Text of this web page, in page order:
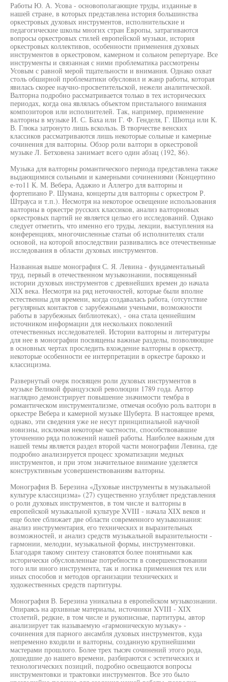
Работы Ю. А. Усова - основополагающие труды, изданные в
нашей стране, в которых представлена история большинства
оркестровых духовых инструментов, исполнительские и
педагогические школы многих стран Европы, затрагиваются
вопросы оркестровых стилей европейской музыки, история
оркестровых коллективов, особенности применения духовых
инструментов в оркестровом, камерном и сольном репертуаре. Все
инструменты и связанная с ними проблематика рассмотрены
Усовым с равной мерой тщательности и внимания. Однако охват
столь обширной проблематики обусловил и жанр работы, которая
явилась скорее научно-просветительской, нежели аналитической.
Валторна подробно рассматривается только в тех исторических
периодах, когда она являлась объектом пристального внимания
композиторов или исполнителей. Так, например, применение
валторны в музыке И. С. Баха или Г. Ф. Генделя, Г. Шютца или К.
В. Глюка затронуто лишь вскользь. В творчестве венских
классиков рассматриваются лишь некоторые сольные и камерные
сочинения для валторны. Обзор роли валторн в оркестровой
музыке Л. Бетховена занимает всего один абзац (192, 86).
Музыка для валторны романтического периода представлена также
выдающимися сольными и камерными сочинениями (Концертино
е-то11 К. М. Вебера, Адажио и Аллегро для валторны и
фортепиано Р. Шумана, концерты для валторны с оркестром Р.
Штрауса и т.п.). Несмотря на некоторое освещение использования
валторны в оркестре русских классиков, анализ валторновых
оркестровых партий не является целью его исследований. Однако
следует отметить, что именно его труды, лекции, выступления на
конференциях, многочисленные статьи об исполнителях стали
основой, на которой впоследствии развивались все отечественные
исследования в области духовых инструментов.
Названная выше монография С. Я. Левина - фундаментальный
труд, первый в отечественном музыкознании, посвященный
истории духовых инструментов с древнейших времен до начала
XIX века. Несмотря на ряд неточностей, которые были вполне
естественны для времени, когда создавалась работа, (отсутствие
регулярных контактов с зарубежными учеными, возможности
работы в зарубежных библиотеках), - она стала ценнейшим
источником информации для нескольких поколений
отечественных исследователей. Истории валторны и литературы
для нее в монографии посвящены важные разделы, позволяющие
в основных чертах проследить вхождение валторны в оркестр,
некоторые особенности ее интерпретации в оркестре барокко и
классицизма.
Развернутый очерк посвящен роли духовых инструментов в
музыке Великой французской революции 1789 года. Автор
наглядно демонстрирует повышение значимости тембра в
романтическом инструментализме, отмечая особую роль валторн в
оркестре Вебера и камерной музыке Шуберта. В настоящее время,
однако, эти сведения уже не несут принципиальной научной
новизны, исключая некоторые частности, способствовавшие
уточнению ряда положений нашей работы. Наиболее важным для
нашей темы является раздел второй части монографии Левина, где
подробно анализируется процесс хроматизации медных
инструментов, и при этом значительное внимание уделяется
конструктивным усовершенствованиям валторны.
Монография В. Березина «Духовые инструменты в музыкальной
культуре классицизма» (27) существенно углубляет представления
о роли духовых инструментов, в том числе и валторны в
европейской музыкальной культуре XVIII - начала XIX веков и
еще более сближает две области современного музыкознания:
анализ инструментария, его технических и выразительных
возможностей, и анализ средств музыкальной выразительности -
гармонии, мелодии, музыкальной формы, инструментовки.
Благодаря такому синтезу становятся более понятными как
исторически обусловленные потребности в совершенствовании
того или иного инструмента, так и логика применения тех или
иных способов и методов организации технических и
художественных средств партитуры.
Монография В. Березина уникальна в европейском музыкознании.
Опираясь на архивные материалы, источники XVIII - XIX
столетий, редкие, в том числе и рукописные, партитуры, автор
анализирует так называемую «гармоническую музыку» -
сочинения для парного ансамбля духовых инструментов, куда
непременно входили и валторны, созданную крупнейшими
мастерами прошлого. Более трех тысяч сочинений этого рода,
дошедшие до нашего времени, разбираются с эстетических и
технологических позиций, подробно освещаются вопросы
инструментовки и трактовки инструментов. Все это было